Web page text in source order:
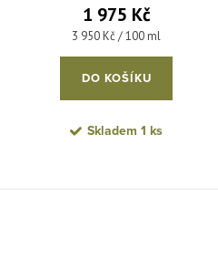
1 975 Kč
Měrná cena:
3 950 Kč / 100 ml
DO KOŠÍKU
Skladem 1 ks